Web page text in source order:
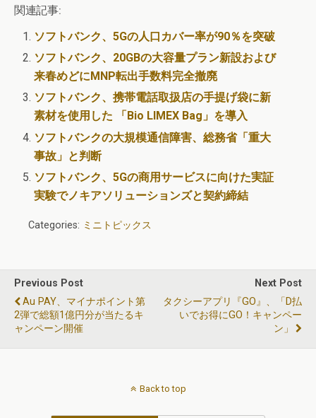
関連記事:
ソフトバンク、5Gの人口カバー率が90％を突破
ソフトバンク、20GBの大容量プラン新設および
来春めどにMNP転出手数料完全撤廃
ソフトバンク、携帯電話取扱店の手提げ袋に新
素材を使用した 「Bio LIMEX Bag」を導入
ソフトバンクの大規模通信障害、総務省「重大
事故」と判断
ソフトバンク、5Gの商用サービスに向けた実証
実験でノキアソリューションズと契約締結
Categories: ミニトピックス
Previous Post
Au PAY、マイナポイント第
2弾で総額1億円分が当たるキ
ャンペーン開催
Next Post
タクシーアプリ『GO』、「d払
いでお得にGO！キャンペー
ン」
Back to top